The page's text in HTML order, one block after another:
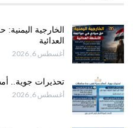
الخارجية
العدائية
أغسطس 6, 2026
تحذيرات جوية..
أغسطس 6, 2026